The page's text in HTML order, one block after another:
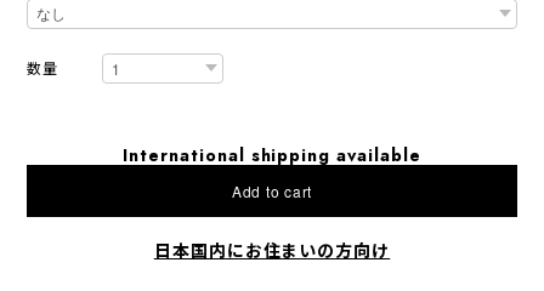
数量
International shipping available
Add to cart
日本国内にお住まいの方向け